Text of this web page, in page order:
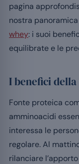
pagina
nostra
whey: i suoi
equilibrate e le
I benefici
Fonte proteica
amminoacidi
interessa le
regolare. Al
rilanciare